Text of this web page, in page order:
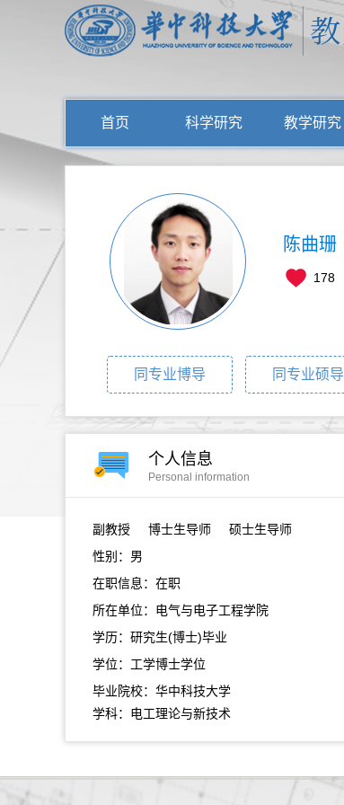
首页 科学研究 教学研究
陈曲珊
178
同专业博导 同专业硕导
个人信息
Personal information
副教授
博士生导师 硕士生导师
性别：男
在职信息：在职
所在单位：电气与电子工程学院
学历：研究生(博士)毕业
学位：工学博士学位
毕业院校：华中科技大学
学科：电工理论与新技术